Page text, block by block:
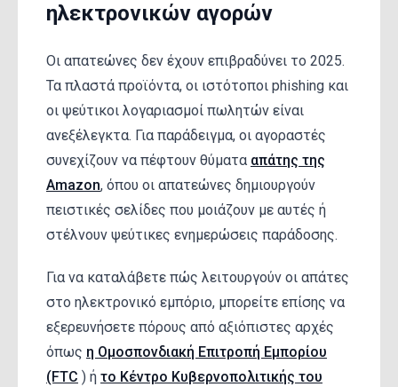
ηλεκτρονικών αγορών
Οι απατεώνες δεν έχουν επιβραδύνει το 2025.
Τα πλαστά προϊόντα, οι ιστότοποι phishing και
οι ψεύτικοι λογαριασμοί πωλητών είναι
ανεξέλεγκτα. Για παράδειγμα, οι αγοραστές
συνεχίζουν να πέφτουν θύματα απάτης της
Amazon, όπου οι απατεώνες δημιουργούν
πειστικές σελίδες που μοιάζουν με αυτές ή
στέλνουν ψεύτικες ενημερώσεις παράδοσης.
Για να καταλάβετε πώς λειτουργούν οι απάτες
στο ηλεκτρονικό εμπόριο, μπορείτε επίσης να
εξερευνήσετε πόρους από αξιόπιστες αρχές
όπως η Ομοσπονδιακή Επιτροπή Εμπορίου
(FTC ) ή το Κέντρο Κυβερνοπολιτικής του